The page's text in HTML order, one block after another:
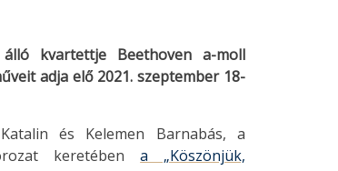
álló kvartettje Beethoven a-moll
adja elő 2021. szeptember 18-
és Kelemen Barnabás, a
keretébena „Köszönjük,